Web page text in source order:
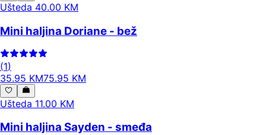
Ušteda 40.00 KM
Mini haljina Doriane - bež
(1)
35.95 KM75.95 KM
Ušteda 11.00 KM
Mini haljina Sayden - smeđa